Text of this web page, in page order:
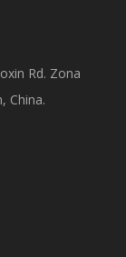
Rd. Zona
China.